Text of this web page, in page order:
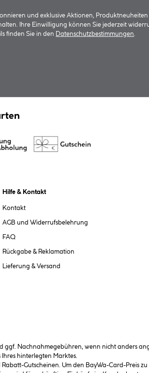
und exklusive Aktionen,
Ihre Einwilligung können Sie jederzeit
finden Sie in den
Datenschutzbestimmungen
Hilfe & Kontakt
Kontakt
AGB und Widerrufsbelehrung
FAQ
Rückgabe & Reklamation
Lieferung & Versand
ggf. Nachnahmegebühren, wenn nicht anders
Ihres hinterlegten Marktes.
Gutscheinen. Um den BayWa-Card-Preis